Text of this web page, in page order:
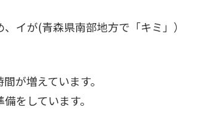
イが(青森県南部地方で「キミ」）
が増えています。
をしています。